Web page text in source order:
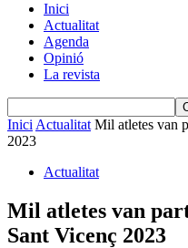
Inici
Actualitat
Agenda
Opinió
La revista
Inici Actualitat Mil atletes van
2023
Actualitat
Mil atletes van
Sant Vicenç 2023